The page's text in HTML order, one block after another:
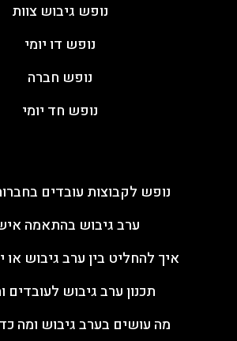
נופש גיבוש צוות
נופש דו יומי
נופש חברה
נופש חד יומי
נופש לקבוצות עובדים
ערב גיבוש בהתאמה
איך להחליט בין ערב גיבוש או
תכנון ערב גיבוש לעובדים
מה עושים בערב גיבוש ומה